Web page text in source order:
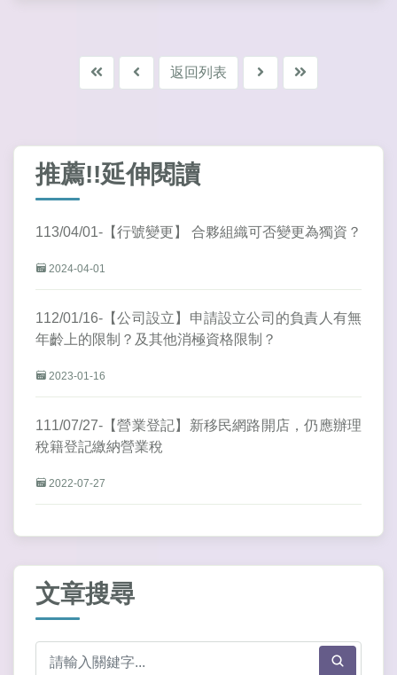
返回列表
推薦!!延伸閱讀
113/04/01-【行號變更】 合夥組織可否變更為獨資？
2024-04-01
112/01/16-【公司設立】申請設立公司的負責人有無
年齡上的限制？及其他消極資格限制？
2023-01-16
111/07/27-【營業登記】新移民網路開店，仍應辦理
稅籍登記繳納營業稅
2022-07-27
文章搜尋